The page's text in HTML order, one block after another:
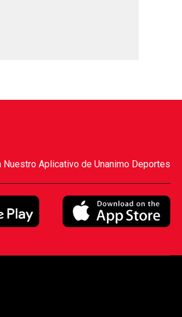
Nuestro Aplicativo de Unanimo Deportes